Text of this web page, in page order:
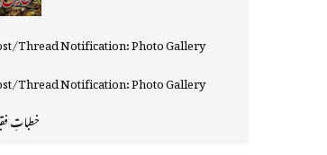
Thread Notification: Photo Gallery
Thread Notification: Photo Gallery
خطباتِ